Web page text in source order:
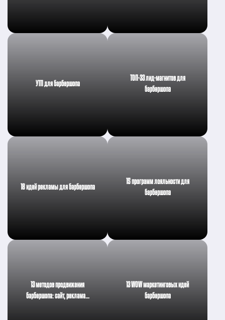
УТП для барбершопа
ТОП-33 лид-магнитов для
барбершопа
18 идей рекламы для барбершопа
15 программ лояльности для
барбершопа
13 методов продвижения
барбершопа: сайт, реклама…
13 WOW маркетинговых идей
барбершопа